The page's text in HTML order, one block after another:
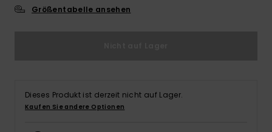
Größentabelle ansehen
Dieses Produkt ist derzeit nicht auf Lager.
Kaufen Sie andere Optionen